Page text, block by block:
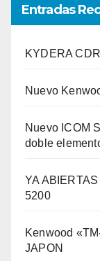
Entradas
KYDERA
Nuevo
Nuevo ICOM
doble
YA
5200
Kenwood
JAPON